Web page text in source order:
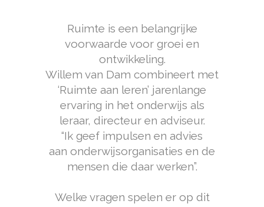
Ruimte is een belangrijke
voorwaarde voor groei en
ontwikkeling.
Willem van Dam combineert met
‘Ruimte aan leren’ jarenlange
ervaring in het onderwijs als
leraar, directeur en adviseur.
“Ik geef impulsen en advies
aan onderwijsorganisaties en de
mensen die daar werken”.
Welke vragen spelen er op dit